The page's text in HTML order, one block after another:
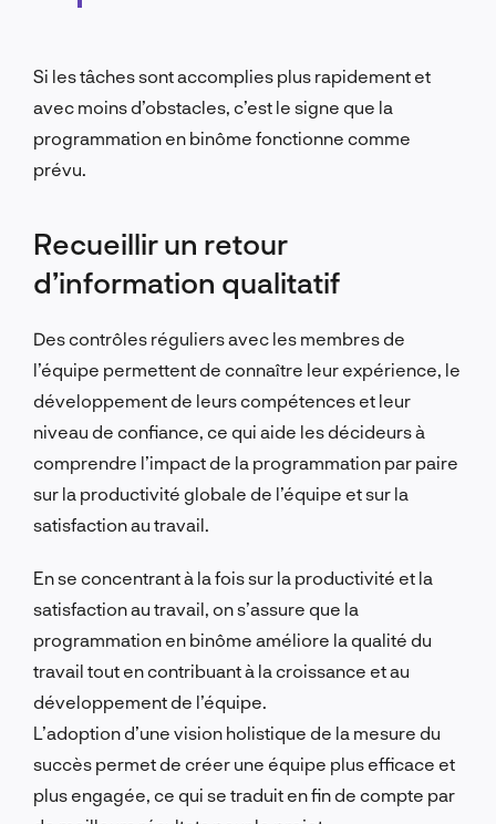
Si les tâches sont accomplies plus rapidement et
avec moins d’obstacles, c’est le signe que la
programmation en binôme fonctionne comme
prévu.
Recueillir un retour
d’information qualitatif
Des contrôles réguliers avec les membres de
l’équipe permettent de connaître leur expérience, le
développement de leurs compétences et leur
niveau de confiance, ce qui aide les décideurs à
comprendre l’impact de la programmation par paire
sur la productivité globale de l’équipe et sur la
satisfaction au travail.
En se concentrant à la fois sur la productivité et la
satisfaction au travail, on s’assure que la
programmation en binôme améliore la qualité du
travail tout en contribuant à la croissance et au
développement de l’équipe.
L’adoption d’une vision holistique de la mesure du
succès permet de créer une équipe plus efficace et
plus engagée, ce qui se traduit en fin de compte par